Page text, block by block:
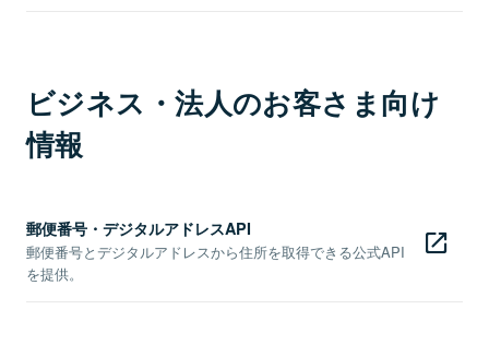
ビジネス・法人のお客さま向け
情報
郵便番号・デジタルアドレスAPI
郵便番号とデジタルアドレスから住所を取得できる公式API
を提供。